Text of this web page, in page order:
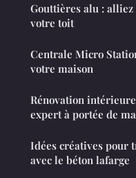
Gouttières alu :
votre toit
Centrale Micro
votre maison
Rénovation
expert à portée de
Idées créatives pour
avec le béton lafarge